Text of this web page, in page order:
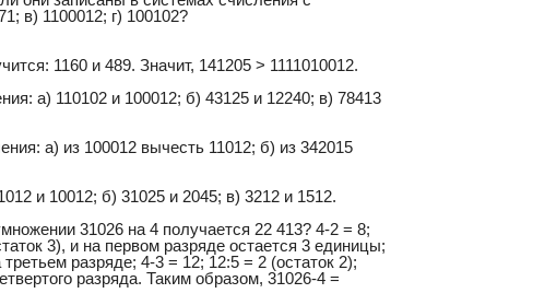
в) 1100012; г) 100102?
1160 и 489. Значит, 141205 > 1111010012.
а) 110102 и 100012; б) 43125 и 12240; в) 78413
а) из 100012 вычесть 11012; б) из 342015
и 10012; б) 31025 и 2045; в) 3212 и 1512.
31026 на 4 получается 22 413? 4-2 = 8;
3), и на первом разряде остается 3 единицы;
разряде; 4-3 = 12; 12:5 = 2 (остаток 2);
разряда. Таким образом, 31026-4 =